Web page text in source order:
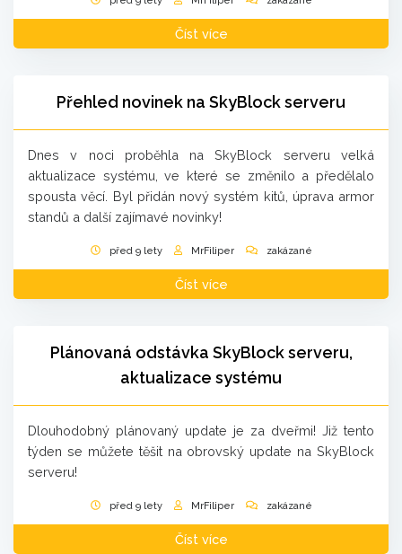
Číst více
Přehled novinek na SkyBlock serveru
Dnes v noci proběhla na SkyBlock serveru velká
aktualizace systému, ve které se změnilo a předělalo
spousta věcí. Byl přidán nový systém kitů, úprava armor
standů a další zajímavé novinky!
před 9 lety MrFiliper zakázané
Číst více
Plánovaná odstávka SkyBlock serveru,
aktualizace systému
Dlouhodobný plánovaný update je za dveřmi! Již tento
týden se můžete těšit na obrovský update na SkyBlock
serveru!
před 9 lety MrFiliper zakázané
Číst více